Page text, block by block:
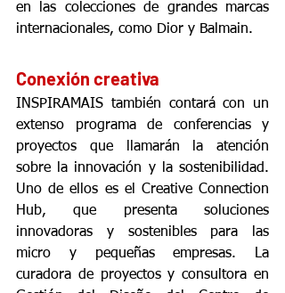
en las colecciones de grandes marcas
internacionales, como Dior y Balmain.
Conexión creativa
INSPIRAMAIS también contará con un
extenso programa de conferencias y
proyectos que llamarán la atención
sobre la innovación y la sostenibilidad.
Uno de ellos es el Creative Connection
Hub, que presenta soluciones
innovadoras y sostenibles para las
micro y pequeñas empresas. La
curadora de proyectos y consultora en